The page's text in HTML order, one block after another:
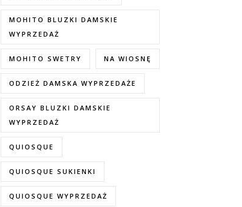
MOHITO BLUZKI DAMSKIE
WYPRZEDAŻ
MOHITO SWETRY NA WIOSNĘ
ODZIEŻ DAMSKA WYPRZEDAŻE
ORSAY BLUZKI DAMSKIE
WYPRZEDAŻ
QUIOSQUE
QUIOSQUE SUKIENKI
QUIOSQUE WYPRZEDAŻ